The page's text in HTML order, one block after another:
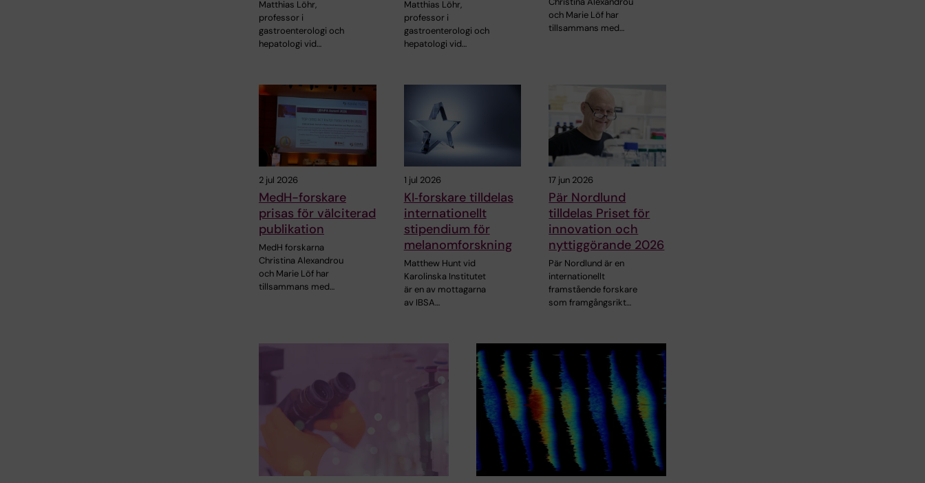
Matthias Löhr,
professor i
gastroenterologi och
hepatologi vid…
Matthias Löhr,
professor i
gastroenterologi och
hepatologi vid…
och Marie Löf har
tillsammans med…
2 jul 2026
MedH-forskare
prisas för välciterad
publikation
MedH forskarna
Christina Alexandrou
och Marie Löf har
tillsammans med…
1 jul 2026
KI‑forskare tilldelas
internationellt
stipendium för
melanomforskning
Matthew Hunt vid
Karolinska Institutet
är en av mottagarna
av IBSA…
17 jun 2026
Pär Nordlund
tilldelas Priset för
innovation och
nyttiggörande 2026
Pär Nordlund är en
internationellt
framstående forskare
som framgångsrikt…